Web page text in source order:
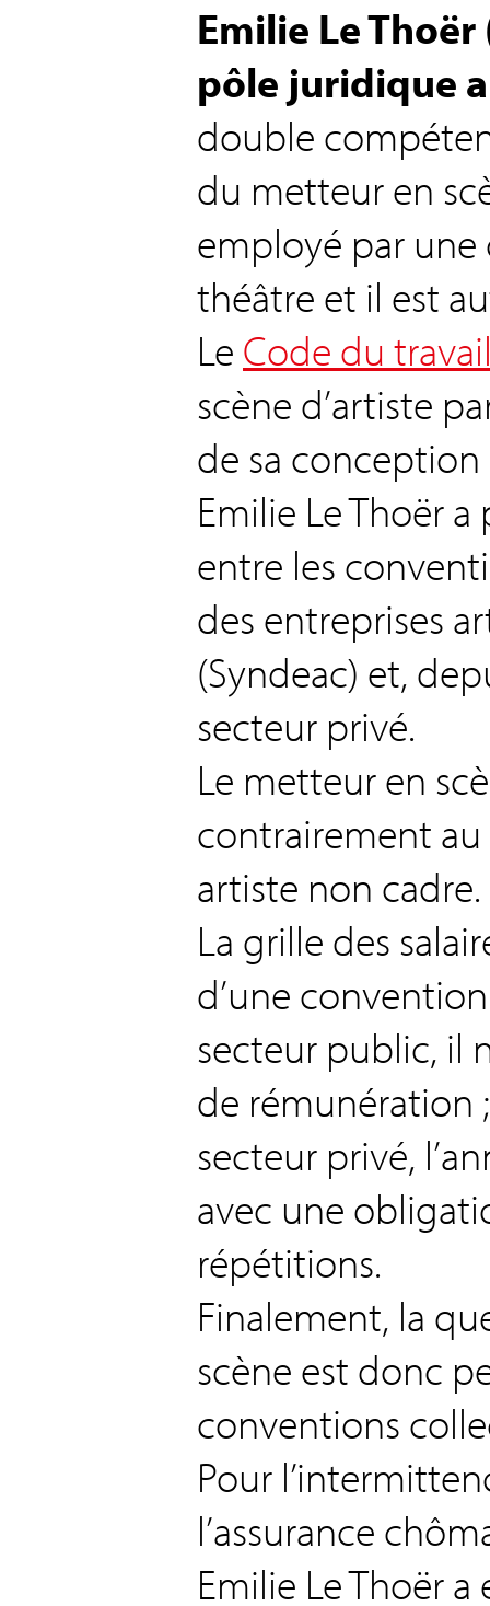
Emilie Le
pôle juridique
double
du metteur en
employé par
théâtre et il est
Le Code du
scène d’artiste
de sa
Emilie Le Thoër
entre les
des entreprises
(Syndeac) et,
secteur privé.
Le metteur en
contrairement
artiste non cadre.
La grille des
d’une
secteur public, il
de rémunération
secteur privé,
avec une
répétitions.
Finalement, la
scène est donc
conventions
Pour
l’assurance
Emilie Le Thoër